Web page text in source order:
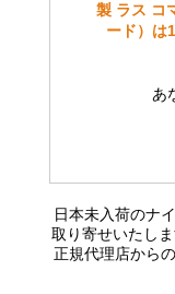
製 ラス コ
ード）は
あ
日本未入荷のナ
取り寄せいたし
正規代理店から